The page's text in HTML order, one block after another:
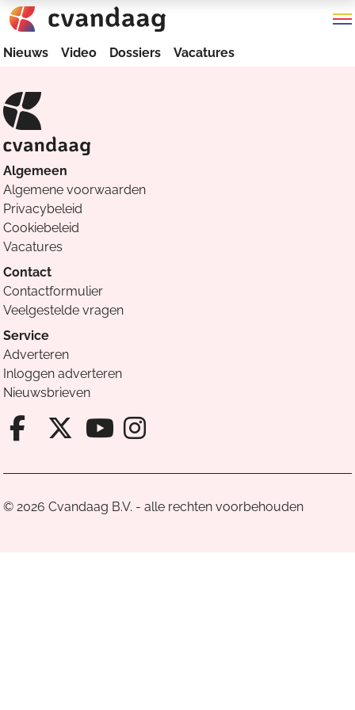
Nieuws Video Dossiers Vacatures
Algemeen
Algemene voorwaarden
Privacybeleid
Cookiebeleid
Vacatures
Contact
Contactformulier
Veelgestelde vragen
Service
Adverteren
Inloggen adverteren
Nieuwsbrieven
Facebook van Cvandaag
X van Cvandaag
Instagram van
© 2026 Cvandaag B.V. - alle rechten voorbehouden